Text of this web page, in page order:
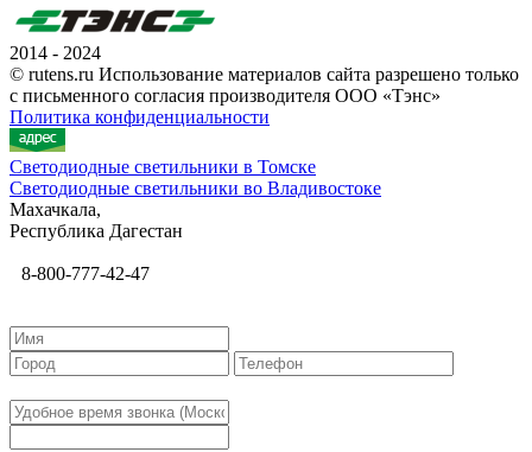
2014 - 2024
© rutens.ru Использование материалов сайта разрешено только
с письменного согласия производителя ООО «Тэнс»
Политика конфиденциальности
Светодиодные светильники в Томске
Светодиодные светильники во Владивостоке
Махачкала,
Республика Дагестан
8-800-777-42-47